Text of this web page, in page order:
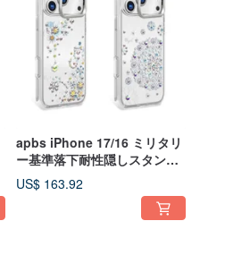
apbs iPhone 17/16 ミリタリ
ー基準落下耐性隠しスタンド
付きクリスタルデコレーショ
ンスマホケース - 複数デザイ
US$ 163.92